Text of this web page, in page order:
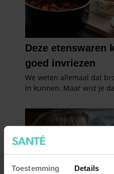
Toestemming Details